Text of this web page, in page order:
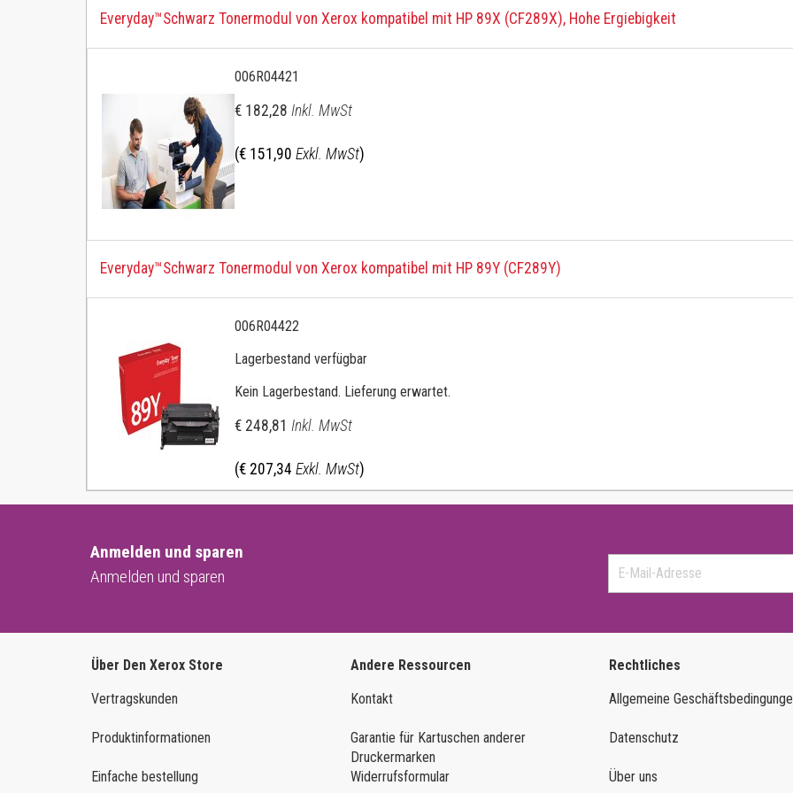
Everyday™Schwarz Tonermodul von Xerox kompatibel mit HP 89X (CF289X), Hohe Ergiebigkeit
006R04421
€ 182,28 Inkl. MwSt
(€ 151,90 Exkl. MwSt)
Everyday™Schwarz Tonermodul von Xerox kompatibel mit HP 89Y (CF289Y)
006R04422
Lagerbestand verfügbar
Kein Lagerbestand. Lieferung erwartet.
€ 248,81 Inkl. MwSt
(€ 207,34 Exkl. MwSt)
Anmelden und sparen
Anmelden und sparen
Über Den Xerox Store
Vertragskunden
Produktinformationen
Einfache bestellung
Andere Ressourcen
Kontakt
Garantie für Kartuschen anderer
Druckermarken
Widerrufsformular
Rechtliches
Allgemeine
Datenschutz
Über uns